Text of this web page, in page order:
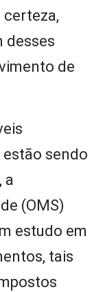
desses
de
sendo
a
(OMS)
estudo em
tais